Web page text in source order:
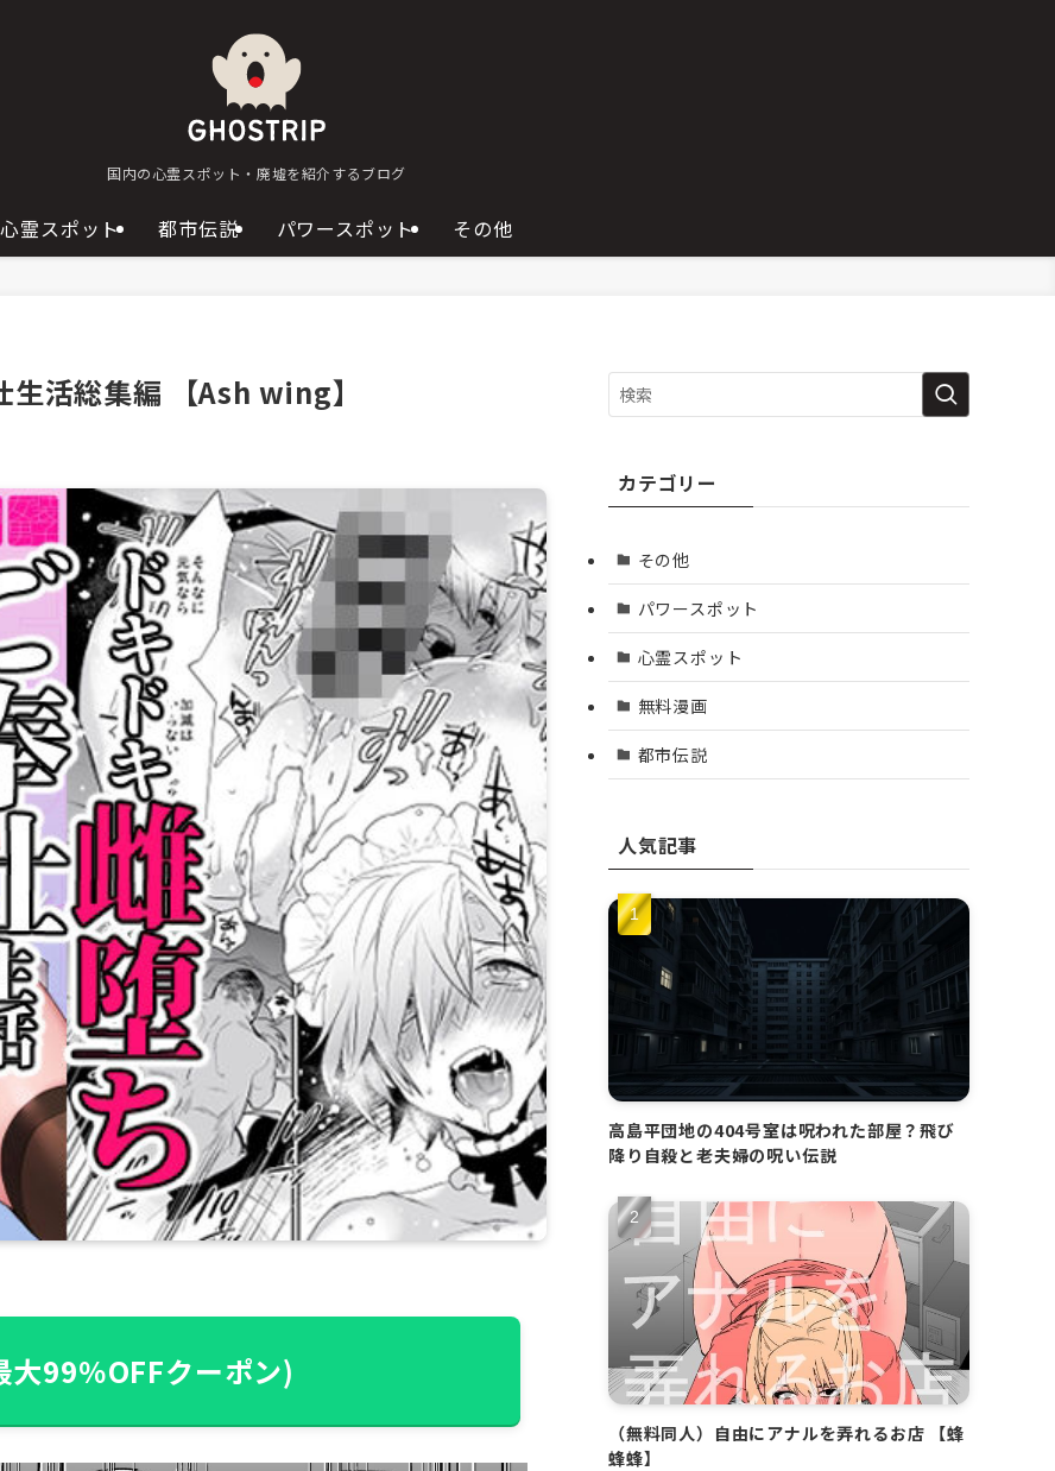
国内の心霊スポット・廃墟を紹介するブログ
心霊スポット 都市伝説 パワースポット その他
生活総集編 【Ash wing】
99％OFFクーポン)
カテゴリー
その他
パワースポット
心霊スポット
無料漫画
都市伝説
人気記事
高島平団地の404号室は呪われた部屋？飛び
降り自殺と老夫婦の呪い伝説
（無料同人）自由にアナルを弄れるお店 【蜂
蜂蜂】